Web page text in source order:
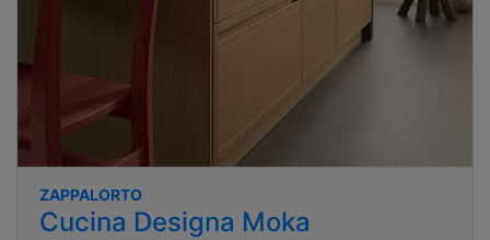
ZAPPALORTO
Cucina Designa Moka